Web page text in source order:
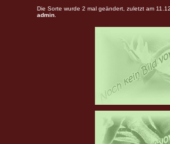
Die Sorte wurde 2 mal geändert, zuletzt am
admin